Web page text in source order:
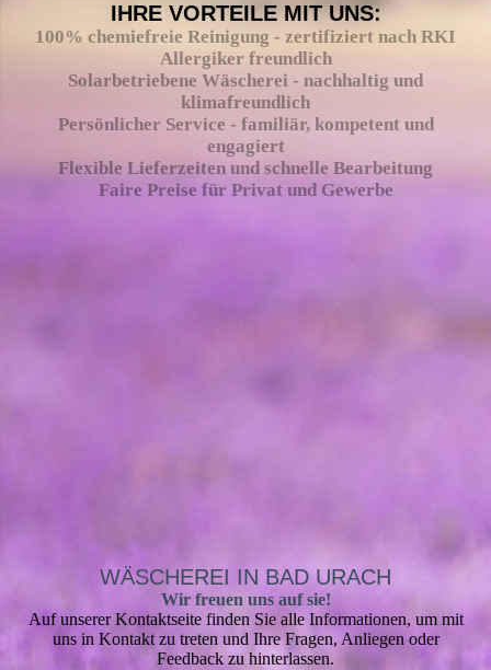
IHRE VORTEILE MIT UNS:
100% chemiefreie Reinigung - zertifiziert nach RKI
Allergiker freundlich
Solarbetriebene Wäscherei - nachhaltig und
klimafreundlich
Persönlicher Service - familiär, kompetent und
engagiert
Flexible Lieferzeiten und schnelle Bearbeitung
Faire Preise für Privat und Gewerbe
WÄSCHEREI IN BAD URACH
Wir freuen uns auf sie!
Auf unserer Kontaktseite finden Sie alle Informationen, um mit
uns in Kontakt zu treten und Ihre Fragen, Anliegen oder
Feedback zu hinterlassen.